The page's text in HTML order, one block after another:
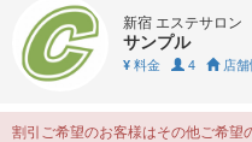
新宿 エステサロン
サンプル
¥ 料金 4 店舗
割引ご希望のお客様はその他ご希望